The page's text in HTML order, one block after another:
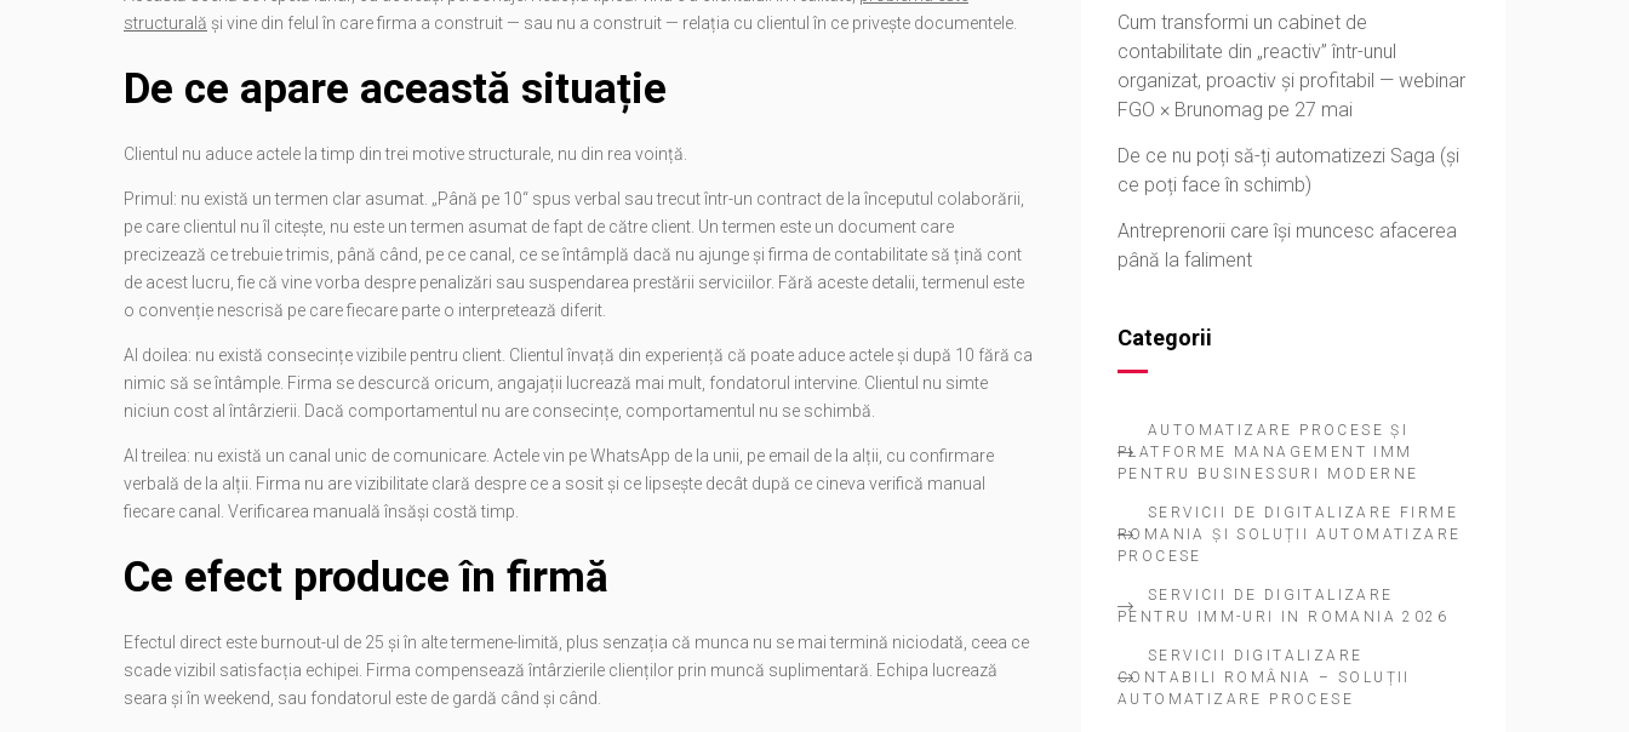
structurală și vine din felul în care firma a construit — sau nu a construit — relația cu clientul în ce privește documentele.
De ce apare această situație
Clientul nu aduce actele la timp din trei motive structurale, nu din rea voință.
Primul: nu există un termen clar asumat. „Până pe 10“ spus verbal sau trecut într-un contract de la începutul colaborării,
pe care clientul nu îl citește, nu este un termen asumat de fapt de către client. Un termen este un document care
precizează ce trebuie trimis, până când, pe ce canal, ce se întâmplă dacă nu ajunge și firma de contabilitate să țină cont
de acest lucru, fie că vine vorba despre penalizări sau suspendarea prestării serviciilor. Fără aceste detalii, termenul este
o convenție nescrisă pe care fiecare parte o interpretează diferit.
Al doilea: nu există consecințe vizibile pentru client. Clientul învață din experiență că poate aduce actele și după 10 fără ca
nimic să se întâmple. Firma se descurcă oricum, angajații lucrează mai mult, fondatorul intervine. Clientul nu simte
niciun cost al întârzierii. Dacă comportamentul nu are consecințe, comportamentul nu se schimbă.
Al treilea: nu există un canal unic de comunicare. Actele vin pe WhatsApp de la unii, pe email de la alții, cu confirmare
verbală de la alții. Firma nu are vizibilitate clară despre ce a sosit și ce lipsește decât după ce cineva verifică manual
fiecare canal. Verificarea manuală însăși costă timp.
Ce efect produce în firmă
Efectul direct este burnout-ul de 25 și în alte termene-limită, plus senzația că munca nu se mai termină niciodată, ceea ce
scade vizibil satisfacția echipei. Firma compensează întârzierile clienților prin muncă suplimentară. Echipa lucrează
seara și în weekend, sau fondatorul este de gardă când și când.
Cum transformi un cabinet de
contabilitate din „reactiv” într-unul
organizat, proactiv și profitabil — webinar
FGO × Brunomag pe 27 mai
De ce nu poți să-ți automatizezi Saga (și
ce poți face în schimb)
Antreprenorii care își muncesc afacerea
până la faliment
Categorii
AUTOMATIZARE PROCESE ȘI
PLATFORME MANAGEMENT IMM
PENTRU BUSINESSURI MODERNE
SERVICII DE DIGITALIZARE FIRME
ROMANIA ȘI SOLUȚII AUTOMATIZARE
PROCESE
SERVICII DE DIGITALIZARE
PENTRU IMM-URI IN ROMANIA 2026
SERVICII DIGITALIZARE
CONTABILI ROMÂNIA – SOLUȚII
AUTOMATIZARE PROCESE